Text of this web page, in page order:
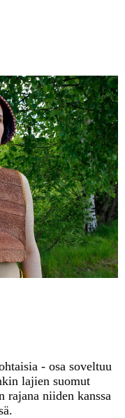
- osa soveltuu
lajien suomut
rajana niiden kanssa